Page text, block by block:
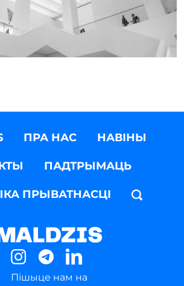
ПРА НАС НАВІНЫ
ПАДТРЫМАЦЬ
ПРЫВАТНАСЦІ
Пішыце нам на